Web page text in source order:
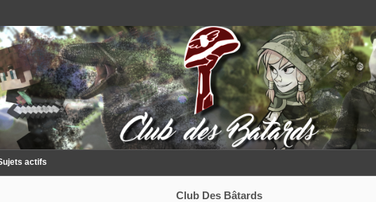
actifs
Club Des Bâtards